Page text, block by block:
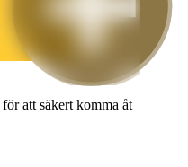
för att säkert komma åt